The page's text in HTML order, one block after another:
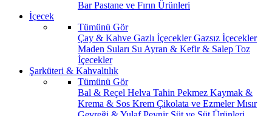
BarPastane ve Fırın Ürünleri
İçecek
Tümünü Gör
Çay & Kahve Gazlı İçeceklerGazsız İçecekler
Maden Suları Su Ayran & Kefir & Salep Toz
İçecekler
Şarküteri & Kahvaltılık
Tümünü Gör
Bal & Reçel Helva Tahin Pekmez Kaymak &
Krema & Sos Krem Çikolata ve EzmelerMısır